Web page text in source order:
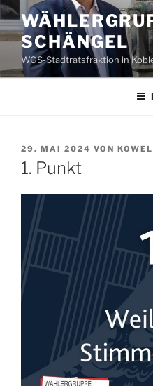
Zum
Inhalt
springenSCHÄNGEL
WGS-Stadtratsfraktion in
VERÖFFENTLICHT
AM
29. MAI 2024 VON
1. Punkt